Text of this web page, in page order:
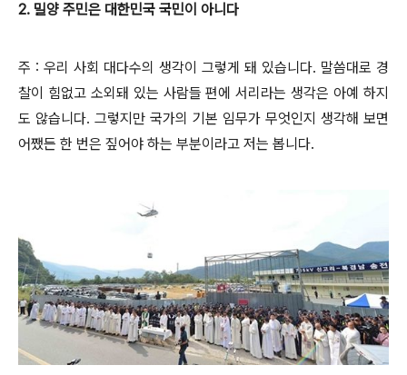
2. 밀양 주민은 대한민국 국민이 아니다
주 : 우리 사회 대다수의 생각이 그렇게 돼 있습니다. 말씀대로 경
찰이 힘없고 소외돼 있는 사람들 편에 서리라는 생각은 아예 하지
도 않습니다. 그렇지만 국가의 기본 임무가 무엇인지 생각해 보면
어쨌든 한 번은 짚어야 하는 부분이라고 저는 봅니다.